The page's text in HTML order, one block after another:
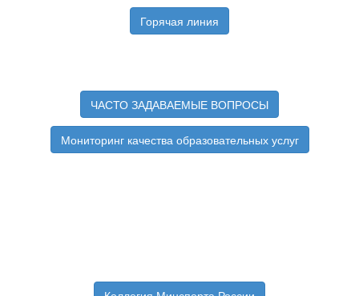
Горячая линия
ЧАСТО ЗАДАВАЕМЫЕ ВОПРОСЫ
Мониторинг качества образовательных услуг